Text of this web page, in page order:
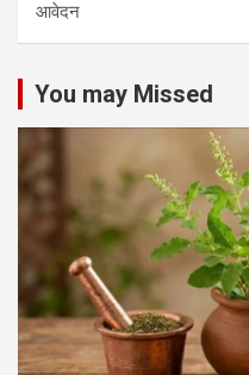
आवेदन
You may Missed